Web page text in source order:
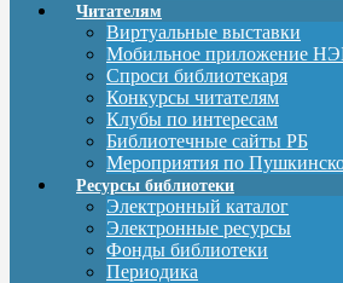
Читателям
Виртуальные выставки
Мобильное приложение
Спроси библиотекаря
Конкурсы читателям
Клубы по интересам
Библиотечные сайты РБ
Мероприятия по
Ресурсы библиотеки
Электронный каталог
Электронные ресурсы
Фонды библиотеки
Периодика